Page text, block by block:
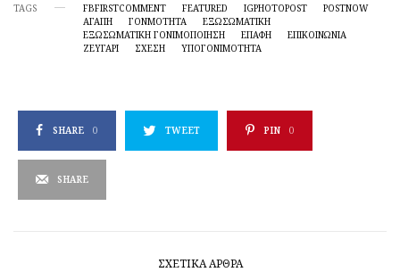
TAGS FBFIRSTCOMMENT FEATURED IGPHOTOPOST
POSTNOW
ΑΓΑΠΗ
ΓΟΝΜΌΤΗΤΑ
ΕΞΩΣΩΜΑΤΙΚΉ
ΕΞΩΣΩΜΑΤΙΚΉ ΓΟΝΙΜΟΠΟΊΗΣΗ
ΕΠΑΦΗ
ΕΠΙΚΟΙΝΩΝΙΑ
ΖΕΥΓΆΡΙ
ΣΧΈΣΗ ΥΠΟΓΟΝΙΜΌΤΗΤΑ
SHARE 0 TWEET PIN 0
SHARE
ΣΧΕΤΙΚΆ ΆΡΘΡΑ